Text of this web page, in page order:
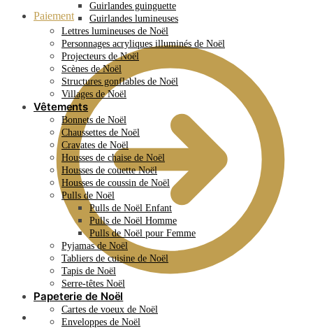
Paiement
0.00 €
Guirlandes guinguette
Guirlandes lumineuses
Lettres lumineuses de Noël
Personnages acryliques illuminés de Noël
Projecteurs de Noël
Scènes de Noël
Structures gonflables de Noël
Villages de Noël
Vêtements
Bonnets de Noël
Chaussettes de Noël
Cravates de Noël
Housses de chaise de Noël
Housses de couette Noël
Housses de coussin de Noël
Pulls de Noël
Pulls de Noël Enfant
Pulls de Noël Homme
Pulls de Noël pour Femme
Pyjamas de Noël
Tabliers de cuisine de Noël
Tapis de Noël
Serre-têtes Noël
Papeterie de Noël
Cartes de voeux de Noël
Enveloppes de Noël